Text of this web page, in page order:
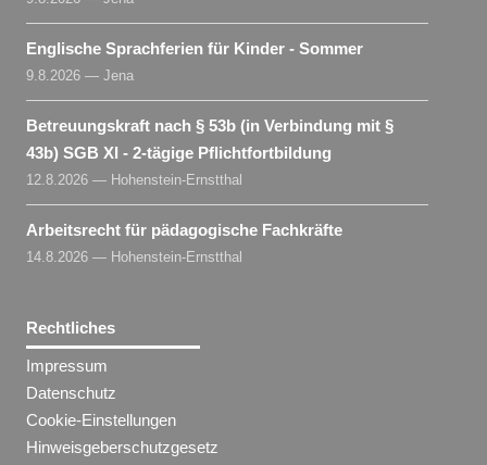
Englische Sprachferien für Kinder - Sommer
9.8.2026 — Jena
Betreuungskraft nach § 53b (in Verbindung mit §
43b) SGB XI - 2-tägige Pflichtfortbildung
12.8.2026 — Hohenstein-Ernstthal
Arbeitsrecht für pädagogische Fachkräfte
14.8.2026 — Hohenstein-Ernstthal
Rechtliches
Impressum
Datenschutz
Cookie-Einstellungen
Hinweisgeberschutzgesetz